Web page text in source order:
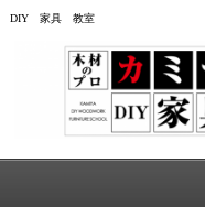
DIY 家具 教室